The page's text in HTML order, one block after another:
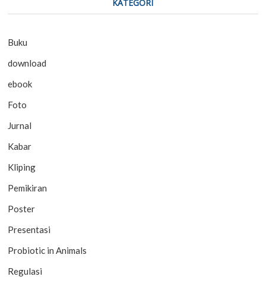
KATEGORI
Buku
download
ebook
Foto
Jurnal
Kabar
Kliping
Pemikiran
Poster
Presentasi
Probiotic in Animals
Regulasi